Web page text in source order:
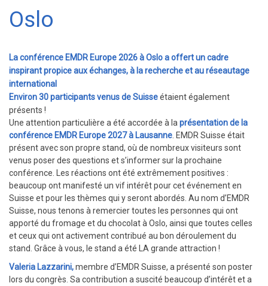
Oslo
La conférence EMDR Europe 2026 à Oslo a offert un cadre
inspirant propice aux échanges, à la recherche et au réseautage
international
Environ 30 participants venus de Suisseétaient également
présents !
Une attention particulière a été accordée à la présentation de la
conférence EMDR Europe 2027 à Lausanne . EMDR Suisse était
présent avec son propre stand, où de nombreux visiteurs sont
venus poser des questions et s’informer sur la prochaine
conférence. Les réactions ont été extrêmement positives :
beaucoup ont manifesté un vif intérêt pour cet événement en
Suisse et pour les thèmes qui y seront abordés. Au nom d’EMDR
Suisse, nous tenons à remercier toutes les personnes qui ont
apporté du fromage et du chocolat à Oslo, ainsi que toutes celles
et ceux qui ont activement contribué au bon déroulement du
stand. Grâce à vous, le stand a été LA grande attraction !
Valeria Lazzarini,membre d’EMDR Suisse, a présenté son poster
lors du congrès. Sa contribution a suscité beaucoup d’intérêt et a